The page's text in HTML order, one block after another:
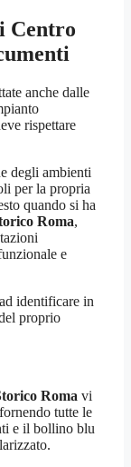
Centro
anche dalle
rispettare
degli ambienti
per la propria
quando si ha
Roma,
e
identificare in
proprio
Roma vi
tutte le
e il bollino blu